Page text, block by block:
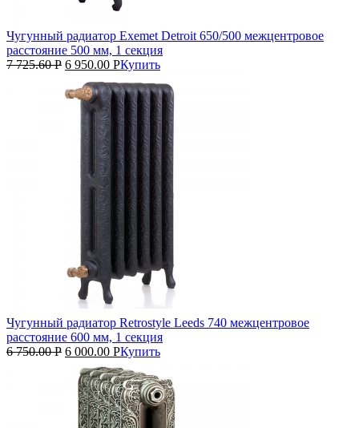
Чугунный радиатор Exemet Detroit 650/500 межцентровое
расстояние 500 мм, 1 секция
7 725.60Р 6 950.00 РКупить
Чугунный радиатор Retrostyle Leeds 740 межцентровое
расстояние 600 мм, 1 секция
6 750.00Р 6 000.00 РКупить